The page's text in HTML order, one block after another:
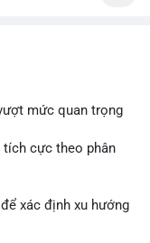
mức quan trọng
tích cực theo phân
xác định xu hướng